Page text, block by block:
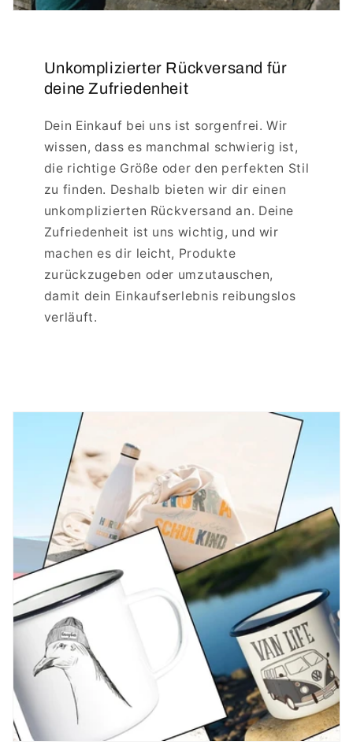
Unkomplizierter Rückversand für
deine Zufriedenheit
Dein Einkauf bei uns ist sorgenfrei. Wir
wissen, dass es manchmal schwierig ist,
die richtige Größe oder den perfekten Stil
zu finden. Deshalb bieten wir dir einen
unkomplizierten Rückversand an. Deine
Zufriedenheit ist uns wichtig, und wir
machen es dir leicht, Produkte
zurückzugeben oder umzutauschen,
damit dein Einkaufserlebnis reibungslos
verläuft.